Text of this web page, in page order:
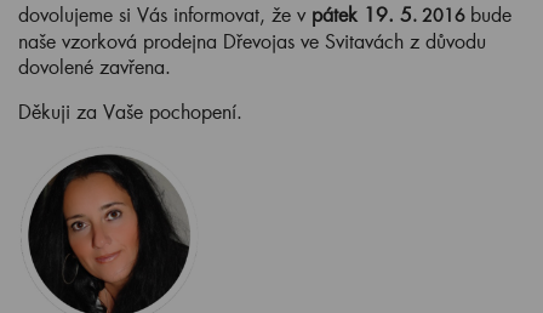
dovolujeme si Vás informovat, že v pátek 19. 5. 2016 bude
naše vzorková prodejna Dřevojas ve Svitavách z důvodu
dovolené zavřena.
Děkuji za Vaše pochopení.